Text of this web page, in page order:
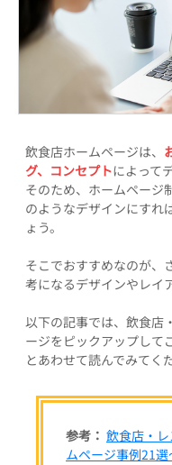
飲食店ホームページは、
グ、コンセプトによって
そのため、ホームページ
のようなデザインにすれ
ょう。
そこでおすすめなのが、
考になるデザインやレイ
以下の記事では、飲食店
ージをピックアップして
とあわせて読んでみてく
参考： 飲食店・
ムページ事例21